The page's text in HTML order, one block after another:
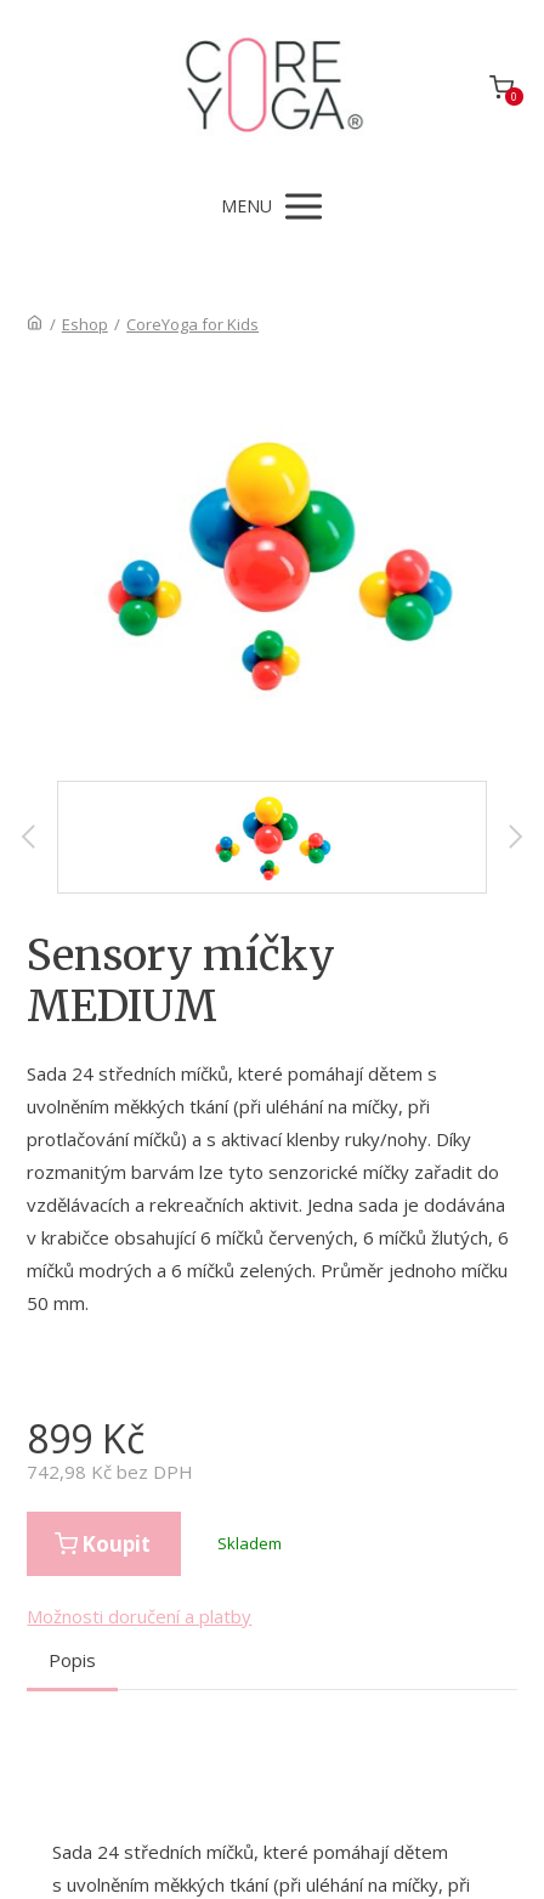
0
MENU
/ Eshop / CoreYoga for Kids
Sensory míčky
MEDIUM
Sada 24 středních míčků, které pomáhají dětem s
uvolněním měkkých tkání (při uléhání na míčky, při
protlačování míčků) a s aktivací klenby ruky/nohy. Díky
rozmanitým barvám lze tyto senzorické míčky zařadit do
vzdělávacích a rekreačních aktivit. Jedna sada je dodávána
v krabičce obsahující 6 míčků červených, 6 míčků žlutých, 6
míčků modrých a 6 míčků zelených. Průměr jednoho míčku
50 mm.
899 Kč
742,98 Kč bez DPH
Koupit Skladem
Možnosti doručení a platby
Popis
Sada 24 středních míčků, které pomáhají dětem
s uvolněním měkkých tkání (při uléhání na míčky, při